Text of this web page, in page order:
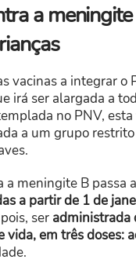
a
vacinas a integrar o
irá ser alargada a
no PNV, esta
a um grupo
a meningite B passa
a partir de 1 de
ser administrada
vida, em três doses: